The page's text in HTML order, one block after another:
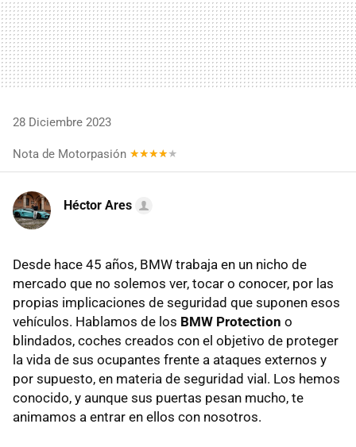
28 Diciembre 2023
Nota de Motorpasión
Héctor Ares
Desde hace 45 años, BMW trabaja en un nicho de
mercado que no solemos ver, tocar o conocer, por las
propias implicaciones de seguridad que suponen esos
vehículos. Hablamos de los BMW Protection o
blindados, coches creados con el objetivo de proteger
la vida de sus ocupantes frente a ataques externos y
por supuesto, en materia de seguridad vial. Los hemos
conocido, y aunque sus puertas pesan mucho, te
animamos a entrar en ellos con nosotros.